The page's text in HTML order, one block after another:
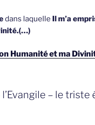
dans laquelle Il m’a
Humanité et ma
l’Evangile – le triste